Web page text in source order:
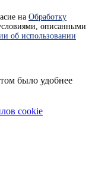
на Обработку
описанными
об использовании
было удобнее
cookie